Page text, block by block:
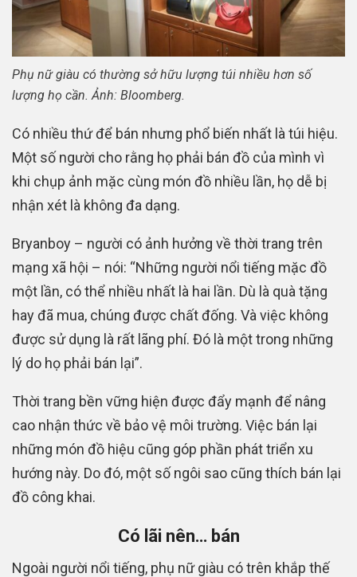
Phụ nữ giàu có thường sở hữu lượng túi nhiều hơn số
lượng họ cần. Ảnh: Bloomberg.
Có nhiều thứ để bán nhưng phổ biến nhất là túi hiệu.
Một số người cho rằng họ phải bán đồ của mình vì
khi chụp ảnh mặc cùng món đồ nhiều lần, họ dễ bị
nhận xét là không đa dạng.
Bryanboy – người có ảnh hưởng về thời trang trên
mạng xã hội – nói: “Những người nổi tiếng mặc đồ
một lần, có thể nhiều nhất là hai lần. Dù là quà tặng
hay đã mua, chúng được chất đống. Và việc không
được sử dụng là rất lãng phí. Đó là một trong những
lý do họ phải bán lại”.
Thời trang bền vững hiện được đẩy mạnh để nâng
cao nhận thức về bảo vệ môi trường. Việc bán lại
những món đồ hiệu cũng góp phần phát triển xu
hướng này. Do đó, một số ngôi sao cũng thích bán lại
đồ công khai.
Có lãi nên… bán
Ngoài người nổi tiếng, phụ nữ giàu có trên khắp thế